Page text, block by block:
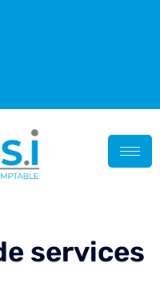
services